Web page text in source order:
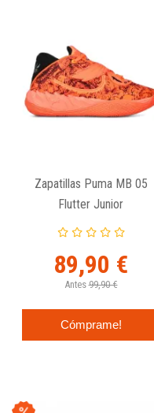
Zapatillas Puma MB 05
Flutter Junior
89,90 €
Antes 99,90 €
Cómprame!